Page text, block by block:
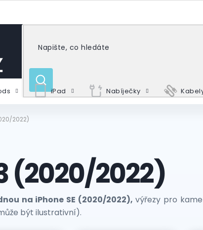
HLEDAT
iPad Nabíječky
2022)
(2020/2022)
na iPhone SE (2020/2022),výřezy pro
být ilustrativní).